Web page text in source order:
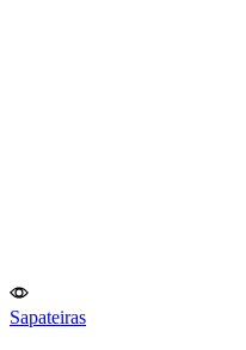
Sapateiras